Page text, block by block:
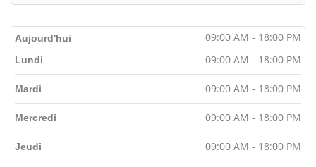
Aujourd'hui 09:00 AM - 18:00 PM
Lundi 09:00 AM - 18:00 PM
Mardi 09:00 AM - 18:00 PM
Mercredi 09:00 AM - 18:00 PM
Jeudi 09:00 AM - 18:00 PM